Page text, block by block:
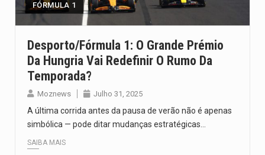
FÓRMULA 1
Desporto/Fórmula 1: O Grande Prémio
Da Hungria Vai Redefinir O Rumo Da
Temporada?
Moznews Julho 31, 2025
A última corrida antes da pausa de verão não é apenas
simbólica — pode ditar mudanças estratégicas…
SAIBA MAIS